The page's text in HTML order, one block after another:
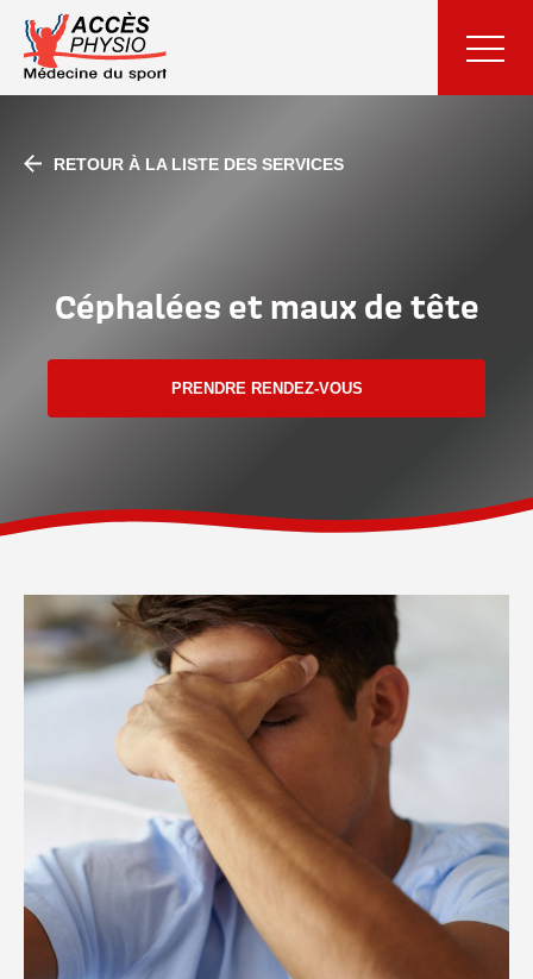
RETOUR À LA LISTE DES SERVICES
Céphalées et maux de tête
PRENDRE RENDEZ-VOUS